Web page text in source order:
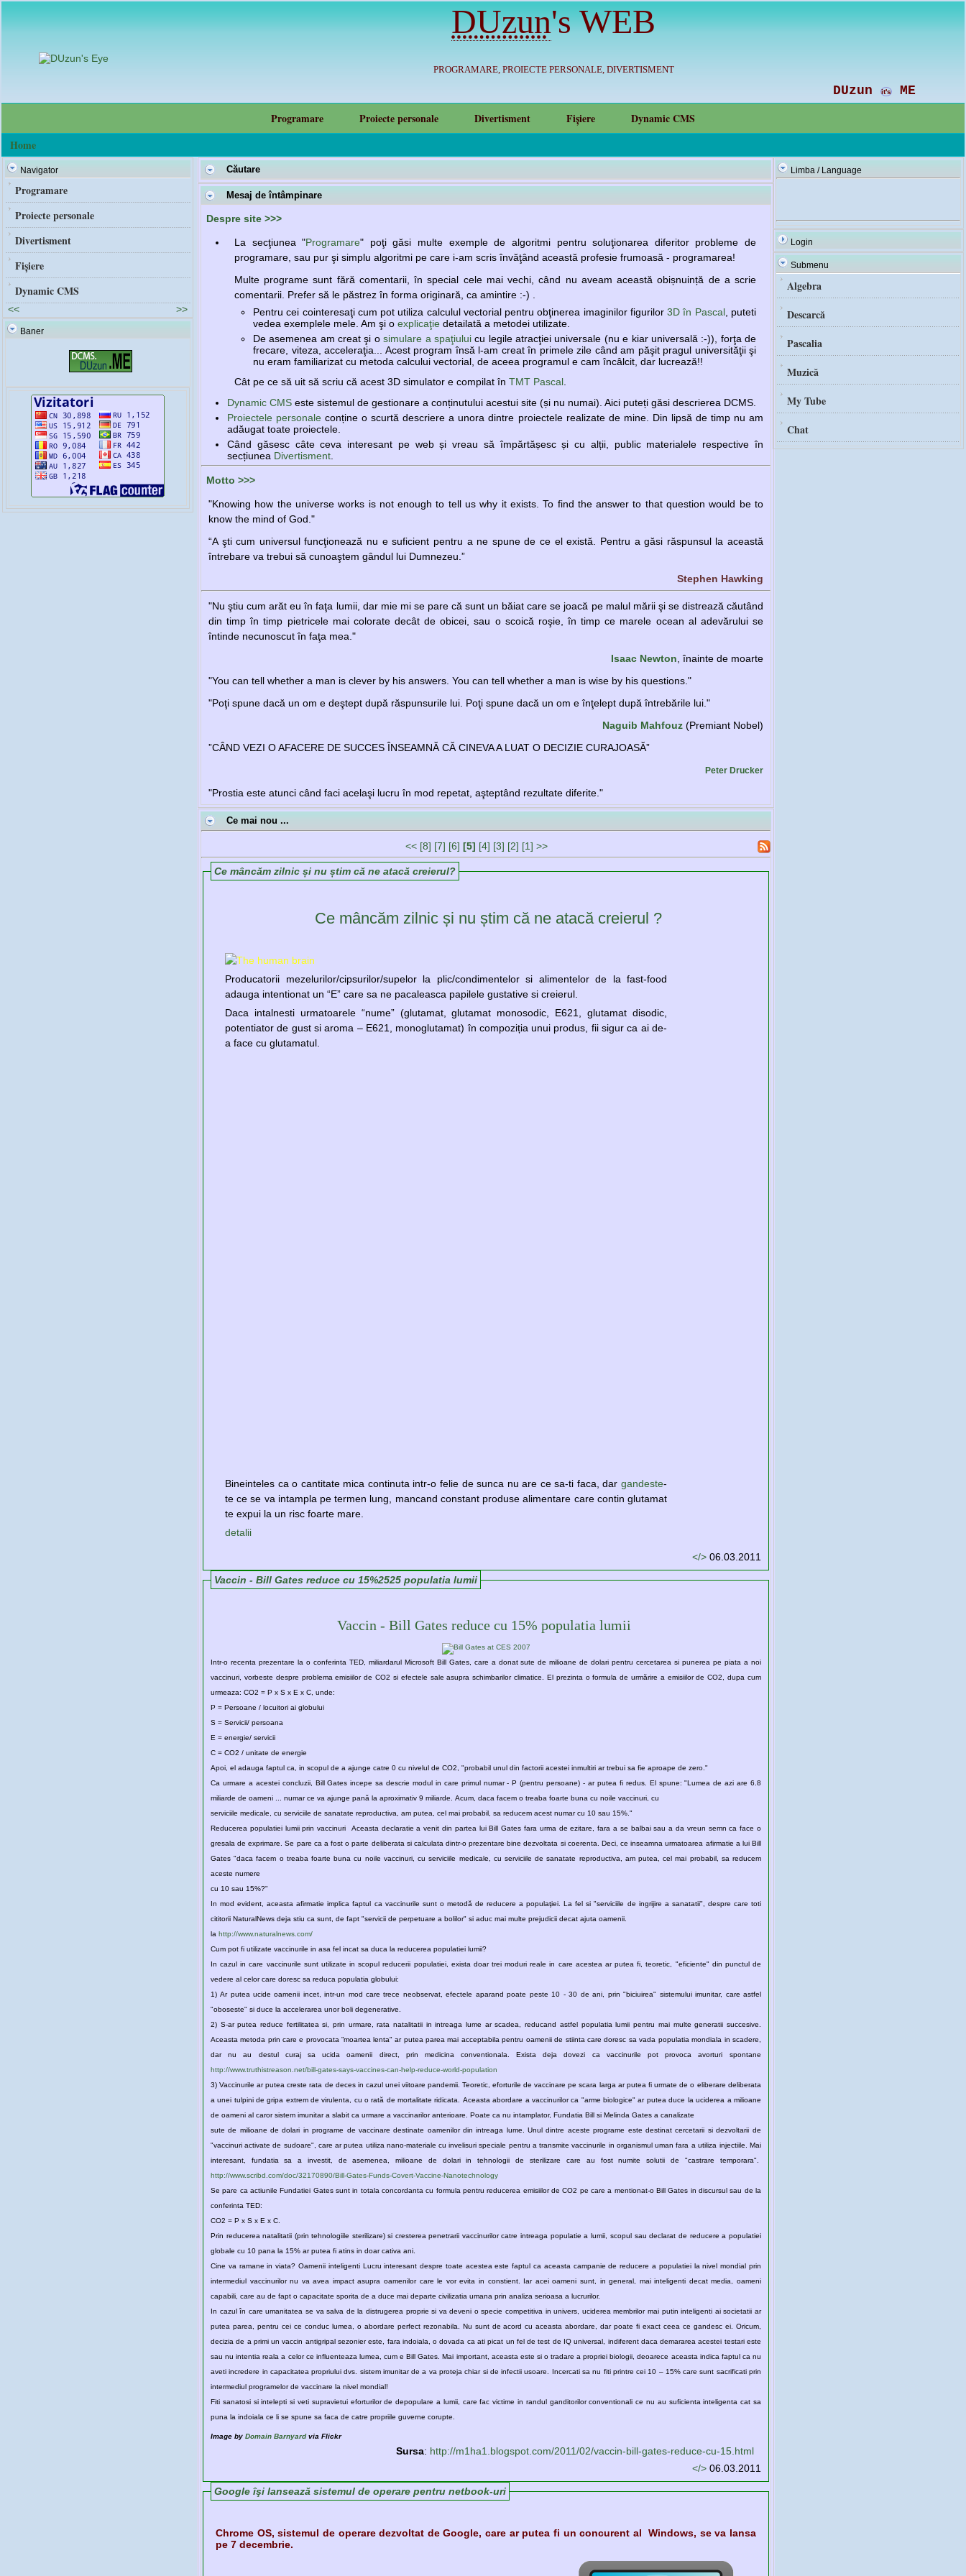
DUzun'sWEB
PROGRAMARE, PROIECTE PERSONALE, DIVERTISMENT
DUzun it'sME
Programare Proiecte personale Divertisment Fișiere
Dynamic CMS
Home
Navigator
Programare
Proiecte personale
Divertisment
Fișiere
Dynamic CMS
<< >>
Baner
Căutare
Mesaj de întâmpinare
Despre site >>>
La secţiunea "Programare" poţi găsi multe exemple de algoritmi pentru soluţionarea diferitor probleme de
programare, sau pur şi simplu algoritmi pe care i-am scris învăţând această profesie frumoasă - programarea!
Multe programe sunt fără comentarii, în special cele mai vechi, când nu aveam această obișnuință de a scrie
comentarii. Prefer să le păstrez în forma originară, ca amintire :-) .
Pentru cei cointeresaţi cum pot utiliza calculul vectorial pentru obţinerea imaginilor figurilor3D în Pascal, puteti
vedea exemplele mele. Am şi o explicaţie detailată a metodei utilizate.
De asemenea am creat şi osimulare a spaţiuluicu legile atracţiei universale (nu e kiar universală :-)), forţa de
frecare, viteza, acceleraţia... Acest program însă l-am creat în primele zile când am păşit pragul universităţii şi
nu eram familiarizat cu metoda calcului vectorial, de aceea programul e cam încâlcit, dar lucrează!!
Cât pe ce să uit să scriu că acest 3D simulator e compilat în TMT Pascal
Dynamic CMS este sistemul de gestionare a conținutului acestui site (și nu numai). Aici puteți găsi descrierea DCMS.
Proiectele personale conține o scurtă descriere a unora dintre proiectele realizate de mine. Din lipsă de timp nu am
adăugat toate proiectele.
Când găsesc câte ceva interesant pe web și vreau să împărtășesc și cu alții, public materialele respective în
secțiunea Divertisment
Motto >>>
"Knowing how the universe works is not enough to tell us why it exists. To find the answer to that question would be to
know the mind of God."
“A şti cum universul funcţionează nu e suficient pentru a ne spune de ce el există. Pentru a găsi răspunsul la această
întrebare va trebui să cunoaştem gândul lui Dumnezeu.”
Stephen Hawking
"Nu ştiu cum arăt eu în faţa lumii, dar mie mi se pare că sunt un băiat care se joacă pe malul mării şi se distrează căutând
din timp în timp pietricele mai colorate decât de obicei, sau o scoică roşie, în timp ce marele ocean al adevărului se
întinde necunoscut în faţa mea."
Isaac Newton, înainte de moarte
"You can tell whether a man is clever by his answers. You can tell whether a man is wise by his questions."
"Poţi spune dacă un om e deştept după răspunsurile lui. Poţi spune dacă un om e înţelept după întrebările lui."
Naguib Mahfouz (Premiant Nobel)
”CÂND VEZI O AFACERE DE SUCCES ÎNSEAMNĂ CĂ CINEVA A LUAT O DECIZIE CURAJOASĂ”
Peter Drucker
"Prostia este atunci când faci acelaşi lucru în mod repetat, aşteptând rezultate diferite."
Ce mai nou ...
<< [8] [7] [6] [5] [4] [3] [2] [1] >>
Ce mâncăm zilnic și nu știm că ne atacă creierul?
Ce mâncăm zilnic și nu știm că ne atacă creierul ?
Producatorii mezelurilor/cipsurilor/supelor la plic/condimentelor si alimentelor de la fast-food
adauga intentionat un “E” care sa ne pacaleasca papilele gustative si creierul.
Daca intalnesti urmatoarele “nume” (glutamat, glutamat monosodic, E621, glutamat disodic,
potentiator de gust si aroma – E621, monoglutamat) în compoziția unui produs, fii sigur ca ai de-
a face cu glutamatul.
Bineinteles ca o cantitate mica continuta intr-o felie de sunca nu are ce sa-ti faca, dar gandeste-
te ce se va intampla pe termen lung, mancand constant produse alimentare care contin glutamat
te expui la un risc foarte mare.
detalii
</> 06.03.2011
Vaccin - Bill Gates reduce cu 15%2525 populatia lumii
Vaccin - Bill Gates reduce cu 15% populatia lumii
Intr-o recenta prezentare la o conferinta TED, miliardarul Microsoft Bill Gates, care a donat sute de milioane de dolari pentru cercetarea si punerea pe piata a noi
vaccinuri, vorbeste despre problema emisiilor de CO2 si efectele sale asupra schimbarilor climatice. El prezinta o formula de urmărire a emisiilor de CO2, dupa cum
urmeaza: CO2 = P x S x E x C, unde:
P = Persoane / locuitori ai globului
S = Servicii/ persoana
E = energie/ servicii
C = CO2 / unitate de energie
Apoi, el adauga faptul ca, in scopul de a ajunge catre 0 cu nivelul de CO2, "probabil unul din factorii acestei inmultiri ar trebui sa fie aproape de zero."
Ca urmare a acestei concluzii, Bill Gates incepe sa descrie modul in care primul numar - P (pentru persoane) - ar putea fi redus. El spune: "Lumea de azi are 6.8
miliarde de oameni ... numar ce va ajunge pană la aproximativ 9 miliarde. Acum, daca facem o treaba foarte buna cu noile vaccinuri, cu
serviciile medicale, cu serviciile de sanatate reproductiva, am putea, cel mai probabil, sa reducem acest numar cu 10 sau 15%."
Reducerea populatiei lumii prin vaccinuri Aceasta declaratie a venit din partea lui Bill Gates fara urma de ezitare, fara a se balbai sau a da vreun semn ca face o
gresala de exprimare. Se pare ca a fost o parte deliberata si calculata dintr-o prezentare bine dezvoltata si coerenta. Deci, ce inseamna urmatoarea afirmatie a lui Bill
Gates "daca facem o treaba foarte buna cu noile vaccinuri, cu serviciile medicale, cu serviciile de sanatate reproductiva, am putea, cel mai probabil, sa reducem
aceste numere
cu 10 sau 15%?"
In mod evident, aceasta afirmatie implica faptul ca vaccinurile sunt o metodă de reducere a populaţiei. La fel si "serviciile de ingrijire a sanatatii", despre care toti
cititorii NaturalNews deja stiu ca sunt, de fapt "servicii de perpetuare a bolilor" si aduc mai multe prejudicii decat ajuta oamenii.
la http://www.naturalnews.com/
Cum pot fi utilizate vaccinurile in asa fel incat sa duca la reducerea populatiei lumii?
In cazul in care vaccinurile sunt utilizate in scopul reducerii populatiei, exista doar trei moduri reale in care acestea ar putea fi, teoretic, "eficiente" din punctul de
vedere al celor care doresc sa reduca populatia globului:
1) Ar putea ucide oamenii incet, intr-un mod care trece neobservat, efectele aparand poate peste 10 - 30 de ani, prin "biciuirea" sistemului imunitar, care astfel
"oboseste" si duce la accelerarea unor boli degenerative.
2) S-ar putea reduce fertilitatea si, prin urmare, rata natalitatii in intreaga lume ar scadea, reducand astfel populatia lumii pentru mai multe generatii succesive.
Aceasta metoda prin care e provocata ”moartea lenta" ar putea parea mai acceptabila pentru oamenii de stiinta care doresc sa vada populatia mondiala in scadere,
dar nu au destul curaj sa ucida oamenii direct, prin medicina conventionala. Exista deja dovezi ca vaccinurile pot provoca avorturi spontane
http://www.truthistreason.net/bill-gates-says-vaccines-can-help-reduce-world-population
3) Vaccinurile ar putea creste rata de deces in cazul unei viitoare pandemii. Teoretic, eforturile de vaccinare pe scara larga ar putea fi urmate de o eliberare deliberata
a unei tulpini de gripa extrem de virulenta, cu o rată de mortalitate ridicata. Aceasta abordare a vaccinurilor ca "arme biologice" ar putea duce la uciderea a milioane
de oameni al caror sistem imunitar a slabit ca urmare a vaccinarilor anterioare. Poate ca nu intamplator, Fundatia Bill si Melinda Gates a canalizate
sute de milioane de dolari in programe de vaccinare destinate oamenilor din intreaga lume. Unul dintre aceste programe este destinat cercetarii si dezvoltarii de
"vaccinuri activate de sudoare", care ar putea utiliza nano-materiale cu invelisuri speciale pentru a transmite vaccinurile in organismul uman fara a utiliza injectiile. Mai
interesant, fundatia sa a investit, de asemenea, milioane de dolari in tehnologii de sterilizare care au fost numite solutii de "castrare temporara".
http://www.scribd.com/doc/32170890/Bill-Gates-Funds-Covert-Vaccine-Nanotechnology
Se pare ca actiunile Fundatiei Gates sunt in totala concordanta cu formula pentru reducerea emisiilor de CO2 pe care a mentionat-o Bill Gates in discursul sau de la
conferinta TED:
CO2 = P x S x E x C.
Prin reducerea natalitatii (prin tehnologiile sterilizare) si cresterea penetrarii vaccinurilor catre intreaga populatie a lumii, scopul sau declarat de reducere a populatiei
globale cu 10 pana la 15% ar putea fi atins in doar cativa ani.
Cine va ramane in viata? Oamenii inteligenti Lucru interesant despre toate acestea este faptul ca aceasta campanie de reducere a populatiei la nivel mondial prin
intermediul vaccinurilor nu va avea impact asupra oamenilor care le vor evita in constient. Iar acei oameni sunt, in general, mai inteligenti decat media, oameni
capabili, care au de fapt o capacitate sporita de a duce mai departe civilizatia umana prin analiza serioasa a lucrurilor.
In cazul în care umanitatea se va salva de la distrugerea proprie si va deveni o specie competitiva in univers, uciderea membrilor mai putin inteligenti ai societatii ar
putea parea, pentru cei ce conduc lumea, o abordare perfect rezonabila. Nu sunt de acord cu aceasta abordare, dar poate fi exact ceea ce gandesc ei. Oricum,
decizia de a primi un vaccin antigripal sezonier este, fara indoiala, o dovada ca ati picat un fel de test de IQ universal, indiferent daca demararea acestei testari este
sau nu intentia reala a celor ce influenteaza lumea, cum e Bill Gates. Mai important, aceasta este si o tradare a propriei biologii, deoarece aceasta indica faptul ca nu
aveti incredere in capacitatea propriului dvs. sistem imunitar de a va proteja chiar si de infectii usoare. Incercati sa nu fiti printre cei 10 – 15% care sunt sacrificati prin
intermediul programelor de vaccinare la nivel mondial!
Fiti sanatosi si intelepti si veti supravietui eforturilor de depopulare a lumii, care fac victime in randul ganditorilor conventionali ce nu au suficienta inteligenta cat sa
puna la indoiala ce li se spune sa faca de catre propriile guverne corupte.
Image by Domain Barnyardvia Flickr
Sursa: http://m1ha1.blogspot.com/2011/02/vaccin-bill-gates-reduce-cu-15.html
</> 06.03.2011
Google îşi lansează sistemul de operare pentru netbook-uri
Chrome OS, sistemul de operare dezvoltat de Google, care ar putea fi un concurent al Windows, se va lansa
pe 7 decembrie.
Limba / Language
Login
Submenu
Algebra
Descarcă
Pascalia
Muzică
My Tube
Chat